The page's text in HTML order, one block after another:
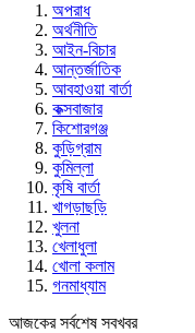
অপরাধ
অর্থনীতি
আইন-বিচার
আন্তর্জাতিক
আবহাওয়া বার্তা
কক্সবাজার
কিশোরগঞ্জ
কুড়িগ্রাম
কুমিল্লা
কৃষি বার্তা
খাগড়াছড়ি
খুলনা
খেলাধুলা
খোলা কলাম
গনমাধ্যাম
আজকের সর্বশেষ সবখবর